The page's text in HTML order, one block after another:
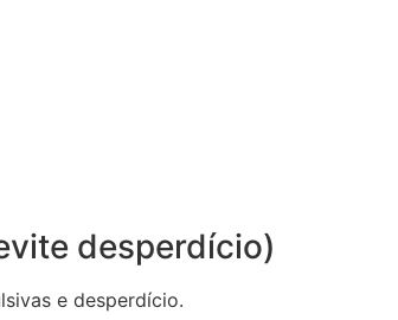
desperdício)
e desperdício.